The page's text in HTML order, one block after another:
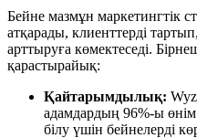
Бейне мазмұн маркетингтік
атқарады, клиенттерді
арттыруға көмектеседі.
қарастырайық:
Қайтарымдылық:
адамдардың 96%-ы
білу үшін бейнелерді